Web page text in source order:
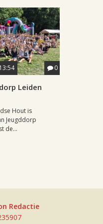
0
Leiden
Hout is
Jeugddorp
de...
Redactie